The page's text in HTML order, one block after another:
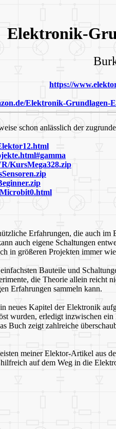
Elektronik-
https://
Elektronik-Grundlagen-
schon anlässlich der
KursMega328.zip
Erfahrungen, die auch im
auch eigene Schaltungen
in größeren Projekten immer
Bauteile und
die Theorie allein reicht
Erfahrungen sammeln kann.
Kapitel der Elektronik
wurden, erledigt inzwischen
Buch zeigt zahlreiche
meiner Elektor-Artikel aus
auf dem Weg in die